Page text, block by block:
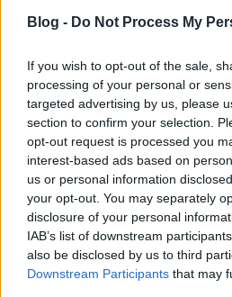
Blog - Do Not Process My
If you wish to opt-out of the sale,
processing of your personal or
targeted advertising by us, please
section to confirm your selection.
opt-out request is processed you
interest-based ads based on
us or personal information
your opt-out. You may separately
disclosure of your personal
IAB’s list of downstream
also be disclosed by us to third
Downstream Participants that may
Ellopott oldalak
be az átverési
Sáringer Viktória•2025. február 13.
Az internet mindig is rejtett
időben drámai mértékben
online átverések és
média sem kivétel: nap, mint